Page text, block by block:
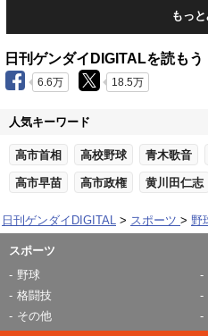
もっ
日刊ゲンダイDIGITALを読もう
6.6万 18.5万
人気キーワード
高市首相 高校野球 青木歌音
高市早苗 高市政権 黄川田仁志
日刊ゲンダイDIGITAL スポーツ 野
スポーツ
野球
格闘技
その他